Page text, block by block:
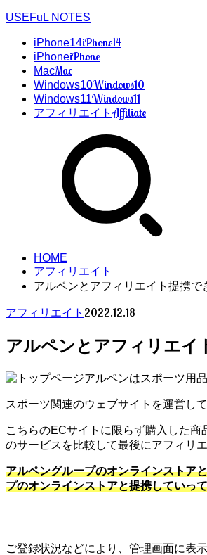
USEFuL NOTES
iPhone14iPhone14
iPhoneiPhone
MacMac
Windows10Windows10
Windows11Windows11
アフィリエイトAffiliate
HOME
アフィリエイト
アルペンとアフィリエイト提携で
アフィリエイト 2022.12.18
アルペンとアフィリエイ
アルペンはスポーツ用
スポーツ関連のウェブサイトを運営し
こちらのECサイトに限らず購入した
のサービスを比較して最後にアフィリ
アルペングループのオンラインストア
プのオンラインストアと提携していっ
ご登録状況などにより、管理画面に表